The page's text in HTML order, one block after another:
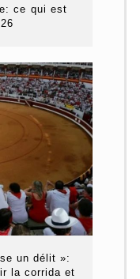
ce qui est
un délit »:
la corrida et